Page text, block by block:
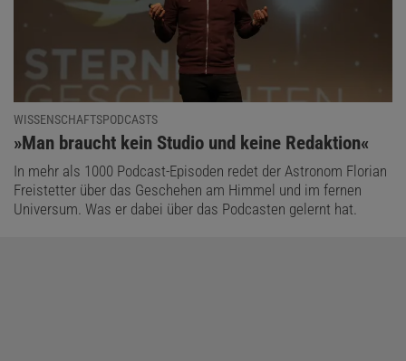
WISSENSCHAFTSPODCASTS
:
»Man braucht kein Studio und keine Redaktion«
In mehr als 1000 Podcast-Episoden redet der Astronom Florian
Freistetter über das Geschehen am Himmel und im fernen
Universum. Was er dabei über das Podcasten gelernt hat.